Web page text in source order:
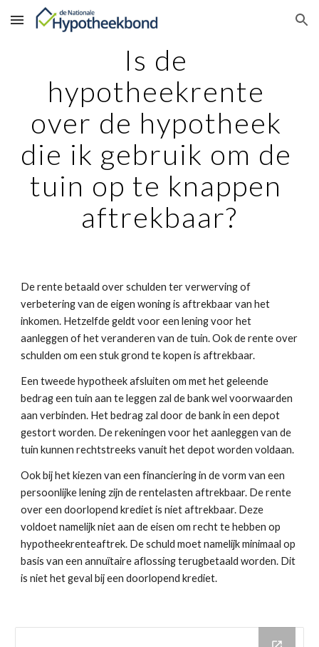
Skip to main content Skip to navigation
Is de
hypotheekrente
over de hypotheek
die ik gebruik om de
tuin op te knappen
aftrekbaar?
De rente betaald over schulden ter verwerving of
verbetering van de eigen woning is aftrekbaar van het
inkomen. Hetzelfde geldt voor een lening voor het
aanleggen of het veranderen van de tuin. Ook de rente over
schulden om een stuk grond te kopen is aftrekbaar.
Een tweede hypotheek afsluiten om met het geleende
bedrag een tuin aan te leggen zal de bank wel voorwaarden
aan verbinden. Het bedrag zal door de bank in een depot
gestort worden. De rekeningen voor het aanleggen van de
tuin kunnen rechtstreeks vanuit het depot worden voldaan.
Ook bij het kiezen van een financiering in de vorm van een
persoonlijke lening zijn de rentelasten aftrekbaar. De rente
over een doorlopend krediet is niet aftrekbaar. Deze
voldoet namelijk niet aan de eisen om recht te hebben op
hypotheekrenteaftrek. De schuld moet namelijk minimaal op
basis van een annuïtaire aflossing terugbetaald worden. Dit
is niet het geval bij een doorlopend krediet.